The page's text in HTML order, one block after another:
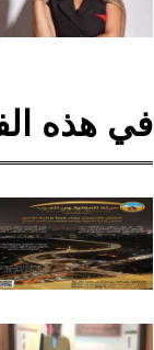
في هذه